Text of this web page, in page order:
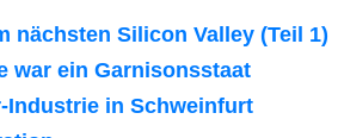
nächsten Silicon Valley (Teil 1)
war ein Garnisonsstaat
Industrie in Schweinfurt